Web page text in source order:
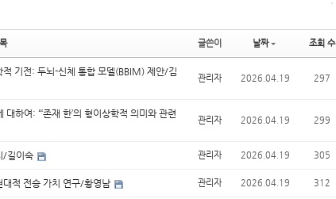
글쓴이 날짜 조회 수
기전: 두뇌-신체 통합 모델(BBIM) 제안/김
관리자 2026.04.19 297
하여: “‘존재 한’의 형이상학적 의미와 관련
관리자 2026.04.19 299
/길이숙 관리자 2026.04.19 305
적 전승 가치 연구/황영남 관리자 2026.04.19 312